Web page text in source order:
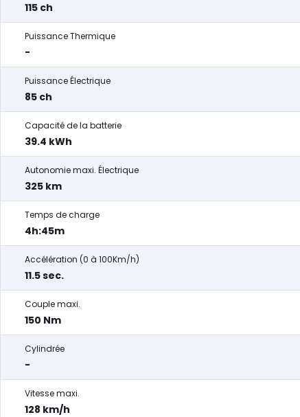
115 ch
Puissance Thermique
-
Puissance Électrique
85 ch
Capacité de la batterie
39.4 kWh
Autonomie maxi. Électrique
325 km
Temps de charge
4h:45m
Accélération (0 à 100Km/h)
11.5 sec.
Couple maxi.
150 Nm
Cylindrée
-
Vitesse maxi.
128 km/h